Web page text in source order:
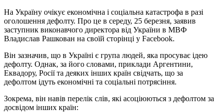
На Україну очікує економічна і соціальна катастрофа в разі
оголошення дефолту. Про це в середу, 25 березня, заявив
заступник виконавчого директора від України в МВФ
Владислав Рашкован на своїй сторінці у Facebook.
Він зазначив, що в Україні є група людей, яка просуває ідею
дефолту. Однак, за його словами, приклади Аргентини,
Еквадору, Росії та деяких інших країн свідчать, що за
дефолтом ідуть економічні та соціальні потрясіння.
Зокрема, він навів перелік слів, які асоціюються з дефолтом за
досвідом інших країн: